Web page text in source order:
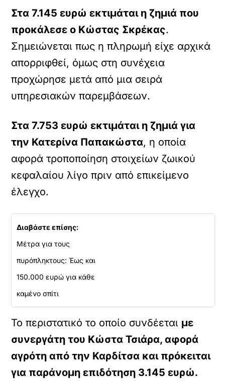
Στα 7.145 ευρώ εκτιμάται η ζημιά που
προκάλεσε ο Κώστας Σκρέκας.
Σημειώνεται πως η πληρωμή είχε αρχικά
απορριφθεί, όμως στη συνέχεια
προχώρησε μετά από μια σειρά
υπηρεσιακών παρεμβάσεων.
Στα 7.753 ευρώ εκτιμάται η ζημιά για
την Κατερίνα Παπακώστα, η οποία
αφορά τροποποίηση στοιχείων ζωικού
κεφαλαίου λίγο πριν από επικείμενο
έλεγχο.
Διαβάστε επίσης:
Μέτρα για τους
πυρόπληκτους: Έως και
150.000 ευρώ για κάθε
καμένο σπίτι
Το περιστατικό το οποίο συνδέεται με
συνεργάτη του Κώστα Τσιάρα, αφορά
αγρότη από την Καρδίτσα και πρόκειται
για παράνομη επιδότηση 3.145 ευρώ.